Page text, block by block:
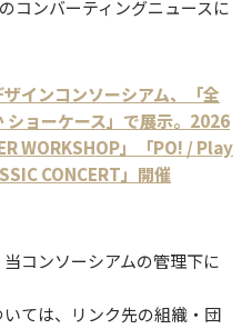
ンバーティングニュースに
インコンソーシアム、「全
ショーケース」で展示。2026
WORKSHOP」「PO! / Play
CONCERT」開催
コンソーシアムの管理下に
ては、リンク先の組織・団